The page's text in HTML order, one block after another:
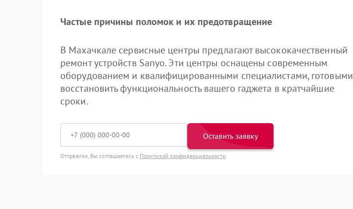
Частые причины поломок и их предотвращение
В Махачкале сервисные центры предлагают высококачественный
ремонт устройств Sanyo. Эти центры оснащены современным
оборудованием и квалифицированными специалистами, готовыми
восстановить функциональность вашего гаджета в кратчайшие
сроки.
Оставить заявку
Отправляя, Вы соглашаетесь с Политикой конфиденциальности